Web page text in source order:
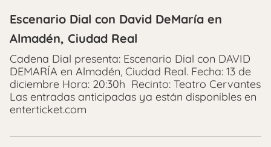
Escenario Dial con David DeMaría en
Almadén, Ciudad Real
Cadena Dial presenta: Escenario Dial con DAVID
DEMARÍA en Almadén, Ciudad Real. Fecha: 13 de
diciembre Hora: 20:30h Recinto: Teatro Cervantes
Las entradas anticipadas ya están disponibles en
enterticket.com